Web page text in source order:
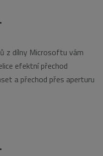
z dílny Microsoftu vám
efektní přechod
a přechod přes aperturu